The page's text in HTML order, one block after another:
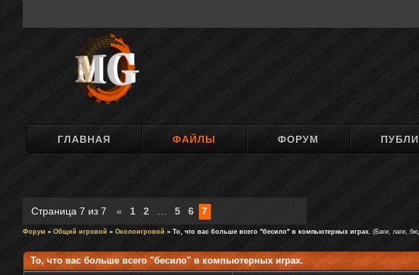
ГЛАВНАЯ ФАЙЛЫ ФОРУМ
Страница 7 из 7 « 1 2 5 6 7
Форум » Общий игровой » Околоигровой » То, что вас больше всего "бесило" в компьютерных играх. (Баги, лаги,
То, что вас больше всего "бесило" в компьютерных играх.